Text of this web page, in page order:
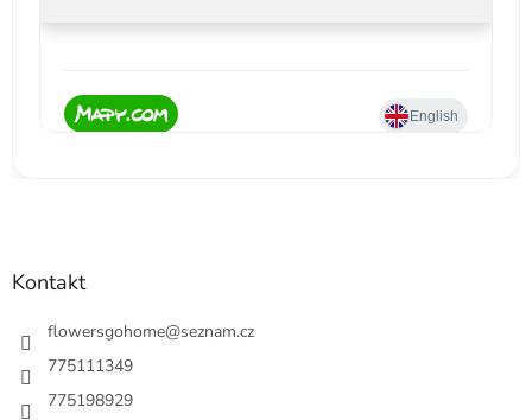
Kontakt
flowersgohome@seznam.cz
775111349
775198929